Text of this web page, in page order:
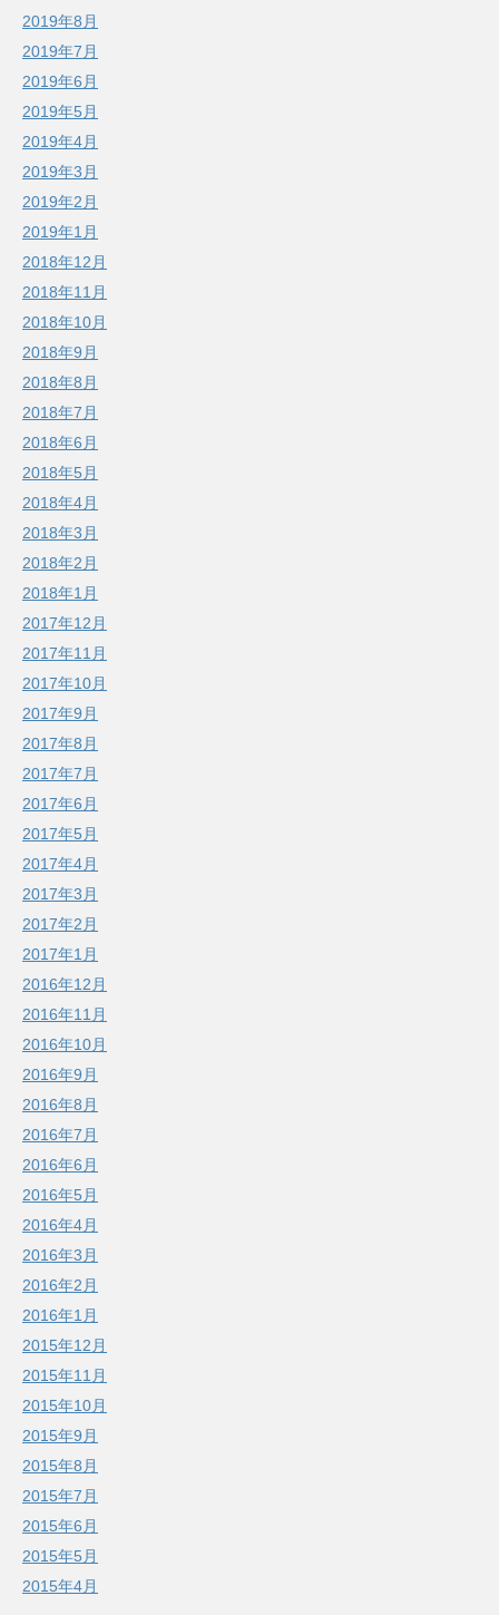
2019年8月
2019年7月
2019年6月
2019年5月
2019年4月
2019年3月
2019年2月
2019年1月
2018年12月
2018年11月
2018年10月
2018年9月
2018年8月
2018年7月
2018年6月
2018年5月
2018年4月
2018年3月
2018年2月
2018年1月
2017年12月
2017年11月
2017年10月
2017年9月
2017年8月
2017年7月
2017年6月
2017年5月
2017年4月
2017年3月
2017年2月
2017年1月
2016年12月
2016年11月
2016年10月
2016年9月
2016年8月
2016年7月
2016年6月
2016年5月
2016年4月
2016年3月
2016年2月
2016年1月
2015年12月
2015年11月
2015年10月
2015年9月
2015年8月
2015年7月
2015年6月
2015年5月
2015年4月